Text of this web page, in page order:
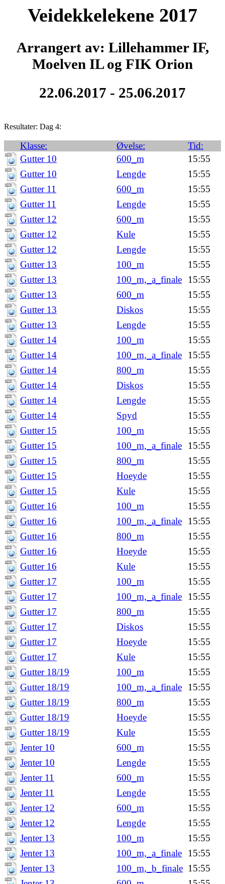
Veidekkelekene 2017
Arrangert av: Lillehammer IF,
Moelven IL og FIK Orion
22.06.2017 - 25.06.2017
Resultater: Dag 4:
Klasse: Øvelse:
Tid:
Gutter 10
600_m
15:55
Gutter 10
Lengde
15:55
Gutter 11
600_m
15:55
Gutter 11
Lengde
15:55
Gutter 12
600_m
15:55
Gutter 12
Kule
15:55
Gutter 12
Lengde
15:55
Gutter 13
100_m
15:55
Gutter 13
100_m,_a_finale
15:55
Gutter 13
600_m
15:55
Gutter 13
Diskos
15:55
Gutter 13
Lengde
15:55
Gutter 14
100_m
15:55
Gutter 14
100_m,_a_finale
15:55
Gutter 14
800_m
15:55
Gutter 14
Diskos
15:55
Gutter 14
Lengde
15:55
Gutter 14
Spyd
15:55
Gutter 15
100_m
15:55
Gutter 15
100_m,_a_finale
15:55
Gutter 15
800_m
15:55
Gutter 15
Hoeyde
15:55
Gutter 15
Kule
15:55
Gutter 16
100_m
15:55
Gutter 16
100_m,_a_finale
15:55
Gutter 16
800_m
15:55
Gutter 16
Hoeyde
15:55
Gutter 16
Kule
15:55
Gutter 17
100_m
15:55
Gutter 17
100_m,_a_finale
15:55
Gutter 17
800_m
15:55
Gutter 17
Diskos
15:55
Gutter 17
Hoeyde
15:55
Gutter 17
Kule
15:55
Gutter 18/19
100_m
15:55
Gutter 18/19
100_m,_a_finale
15:55
Gutter 18/19
800_m
15:55
Gutter 18/19
Hoeyde
15:55
Gutter 18/19
Kule
15:55
Jenter 10
600_m
15:55
Jenter 10
Lengde
15:55
Jenter 11
600_m
15:55
Jenter 11
Lengde
15:55
Jenter 12
600_m
15:55
Jenter 12
Lengde
15:55
Jenter 13
100_m
15:55
Jenter 13
100_m,_a_finale
15:55
Jenter 13
100_m,_b_finale 15:55